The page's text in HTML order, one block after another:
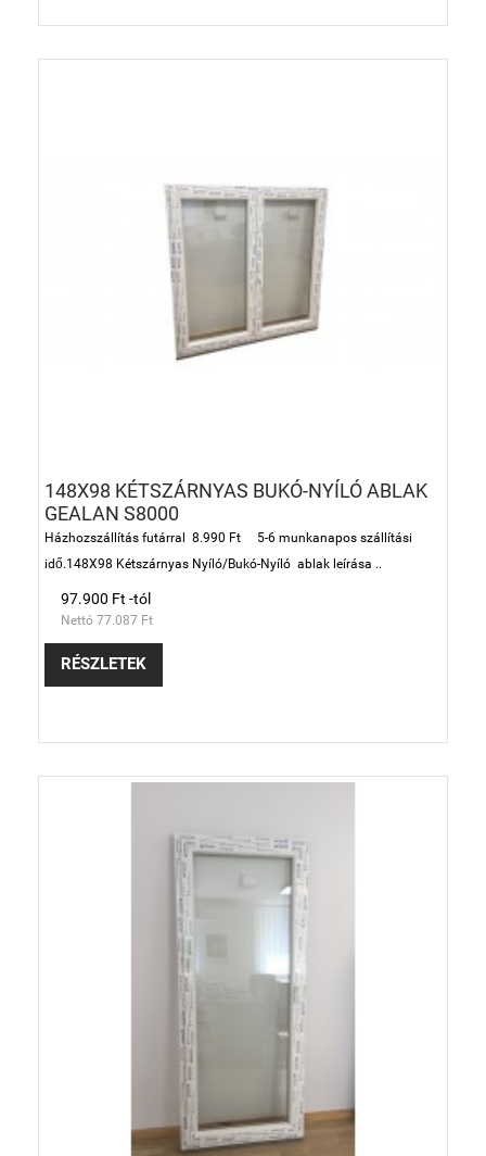
148X98 KÉTSZÁRNYAS BUKÓ-NYÍLÓ ABLAK
GEALAN S8000
Házhozszállítás futárral 8.990 Ft 5-6 munkanapos szállítási
idő.148X98 Kétszárnyas Nyíló/Bukó-Nyíló ablak leírása ..
97.900 Ft -tól
Nettó 77.087 Ft
RÉSZLETEK